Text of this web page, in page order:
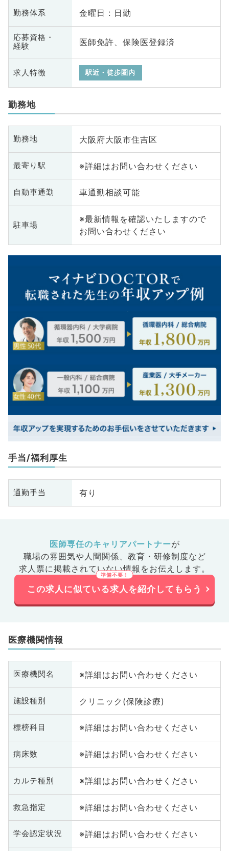
勤務体系 金曜日 : 日勤
応募資格・
経験
医師免許、保険医登録済
求人特徴 駅近・徒歩圏内
勤務地
勤務地 大阪府大阪市住吉区
最寄り駅 ※詳細はお問い合わせください
自動車通勤 車通勤相談可能
駐車場
※最新情報を確認いたしますので
お問い合わせください
手当/福利厚生
通勤手当 有り
医師専任のキャリアパートナーが
職場の雰囲気や人間関係、 教育・研修制度など
求人票に掲載されていない情報をお伝えします。
この求人に似ている求人を紹介してもらう
医療機関情報
医療機関名 ※詳細はお問い合わせください
施設種別 クリニック(保険診療)
標榜科目 ※詳細はお問い合わせください
病床数 ※詳細はお問い合わせください
カルテ種別 ※詳細はお問い合わせください
救急指定 ※詳細はお問い合わせください
学会認定状況 ※詳細はお問い合わせください